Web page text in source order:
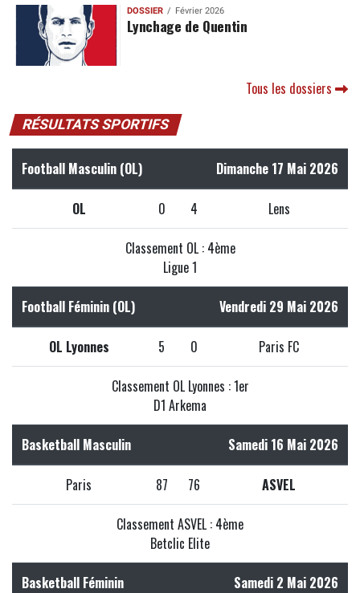
DOSSIER Février 2026
Lynchage de Quentin
Tous les dossiers
RÉSULTATS SPORTIFS
Football Masculin (OL) Dimanche 17 Mai 2026
OL 0 4 Lens
Classement OL : 4ème
Ligue 1
Football Féminin (OL) Vendredi 29 Mai 2026
OL Lyonnes 5 0 Paris FC
Classement OL Lyonnes : 1er
D1 Arkema
Basketball Masculin Samedi 16 Mai 2026
Paris 87 76 ASVEL
Classement ASVEL : 4ème
Betclic Elite
Basketball Féminin Samedi 2 Mai 2026